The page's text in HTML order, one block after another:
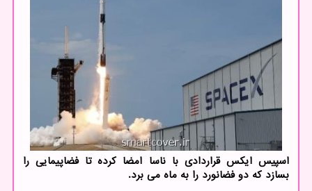
اسپیس ایکس قراردادی با ناسا امضا کرده تا فضاپیمایی را
بسازد که دو فضانورد را به ماه می برد.